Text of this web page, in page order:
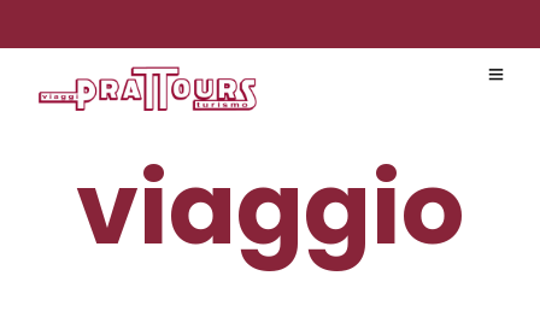
viaggio